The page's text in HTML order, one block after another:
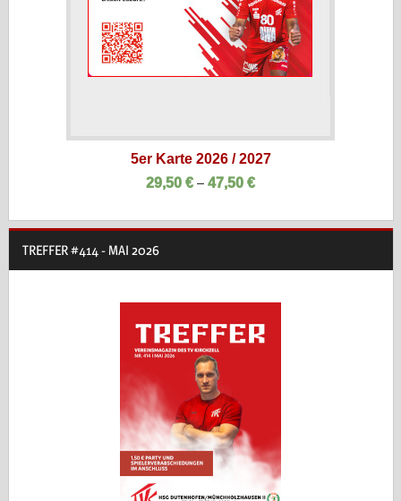
5er Karte 2026 / 2027
29,50 € – 47,50 €
TREFFER #414 - MAI 2026